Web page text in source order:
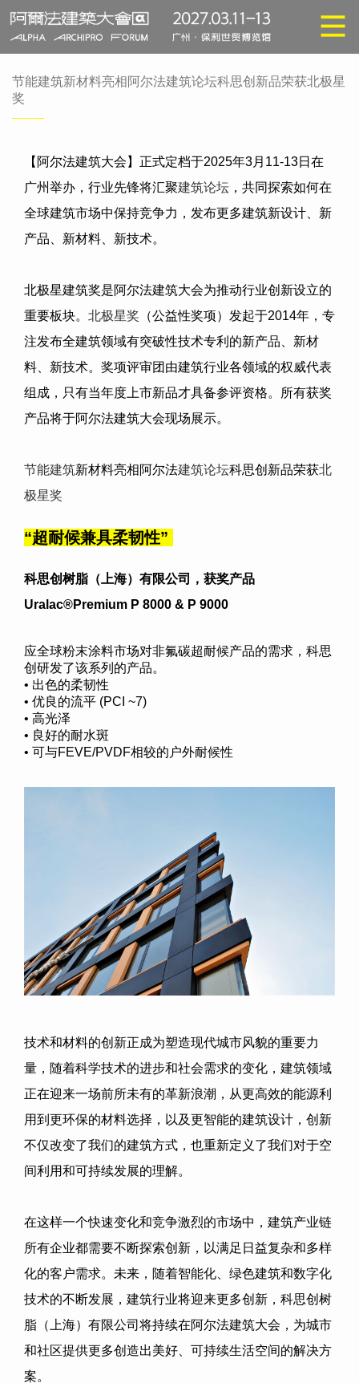
节能建筑新材料亮相阿尔法建筑论坛科思创新品荣获北极星
奖
【阿尔法建筑大会】正式定档于2025年3月 11-13日在
广州举办，行业先锋将汇聚建筑论坛 ，共同探索如何在
全球建筑市场中保持竞争力，发布更多建筑新设计、新
产品、新材料、新技术。
北极星建筑奖是阿尔法建筑大会为推动行业创新设立的
重要板块。 北极星奖 （公益性奖项）发起于2014年，专
注发布全建筑领域有突破性技术专利的新产品、新材
料、新技术。奖项评审团由建筑行业各领域的权威代表
组成，只有当年度上市新品才具备参评资格。所有获奖
产品将于阿尔法建筑大会现场展示。
节能建筑新材料亮相阿尔法建筑论坛科思创新品荣获北
极星奖
“超耐候兼具柔韧性”
科思创树脂（上海）有限公司
，获奖产品
Uralac®Premium P 8000 & P 9000
应全球粉末涂料市场对非氟碳超耐候产品的需求，科思
创研发了该系列的产品。
• 出色的柔韧性
• 优良的流平 (PCI ~7)
• 高光泽
• 良好的耐水斑
• 可与FEVE/PVDF相较的户外耐候性
技术和材料的创新正成为塑造现代城市风貌的重要力
量，随着科学技术的进步和社会需求的变化，建筑领域
正在迎来一场前所未有的革新浪潮，从更高效的能源利
用到更环保的材料选择，以及更智能的建筑设计，创新
不仅改变了我们的建筑方式，也重新定义了我们对于空
间利用和可持续发展的理解。
在这样一个快速变化和竞争激烈的市场中，建筑产业链
所有企业都需要不断探索创新，以满足日益复杂和多样
化的客户需求。未来，随着智能化、绿色建筑和数字化
技术的不断发展，建筑行业将迎来更多创新， 科思创树
脂（上海）有限公司 将持续在阿尔法建筑大会，为城市
和社区提供更多创造出美好、可持续生活空间的解决方
案。